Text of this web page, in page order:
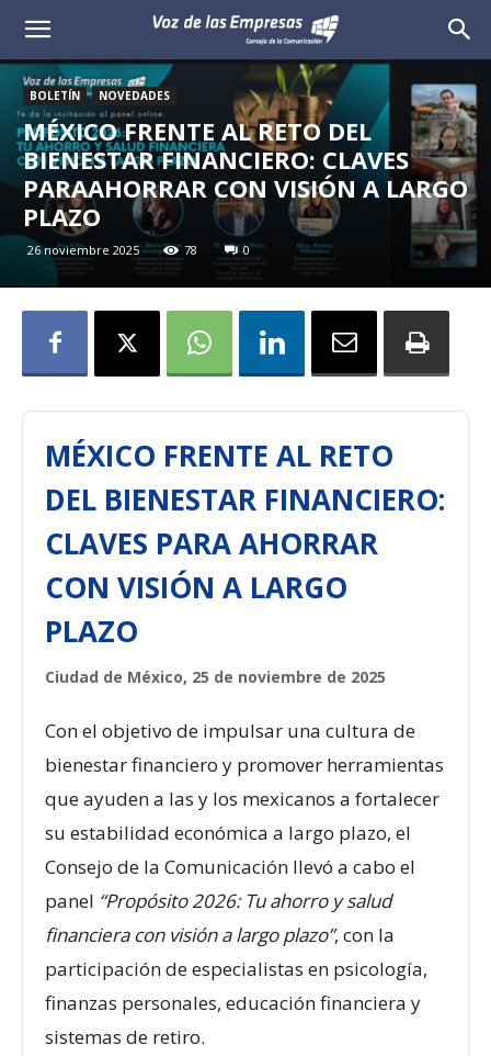
Voz
las
Empresas
BOLETÍN NOVEDADES
MÉXICO FRENTE AL RETO DEL
BIENESTAR FINANCIERO: CLAVES
PARAAHORRAR CON VISIÓN A LARGO
PLAZO
26 noviembre 2025 78 0
MÉXICO FRENTE AL RETO
DEL BIENESTAR FINANCIERO:
CLAVES PARA AHORRAR
CON VISIÓN A LARGO
PLAZO
Ciudad de México, 25 de noviembre de 2025
Con el objetivo de impulsar una cultura de
bienestar financiero y promover herramientas
que ayuden a las y los mexicanos a fortalecer
su estabilidad económica a largo plazo, el
Consejo de la Comunicación llevó a cabo el
panel “Propósito 2026: Tu ahorro y salud
financiera con visión a largo plazo”, con la
participación de especialistas en psicología,
finanzas personales, educación financiera y
sistemas de retiro.